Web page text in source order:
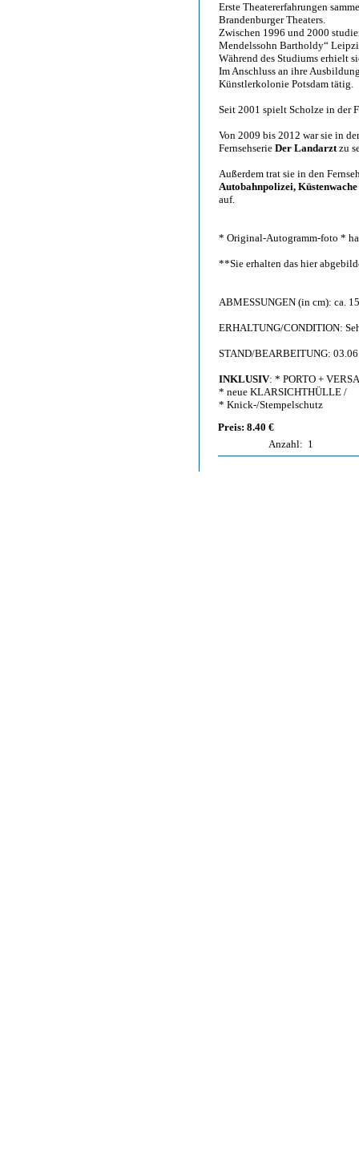
Erste Theatererfahrungen
Brandenburger Theaters.
Zwischen 1996 und 2000
Mendelssohn Bartholdy“
Während des Studiums erhielt
Im Anschluss an ihre
Künstlerkolonie Potsdam tätig.
Seit 2001 spielt Scholze in der
Von 2009 bis 2012 war sie in
Fernsehserie Der Landarztzu
Außerdem trat sie in den
Autobahnpolizei, Küstenwache
auf.
* Original-Autogramm-foto *
**Sie erhalten das hier
ABMESSUNGEN (in cm): ca.
ERHALTUNG/CONDITION:
STAND/BEARBEITUNG:
INKLUSIV: * PORTO +
* neue KLARSICHTHÜLLE /
* Knick-/Stempelschutz
Preis: 8.40 €
Anzahl: 1